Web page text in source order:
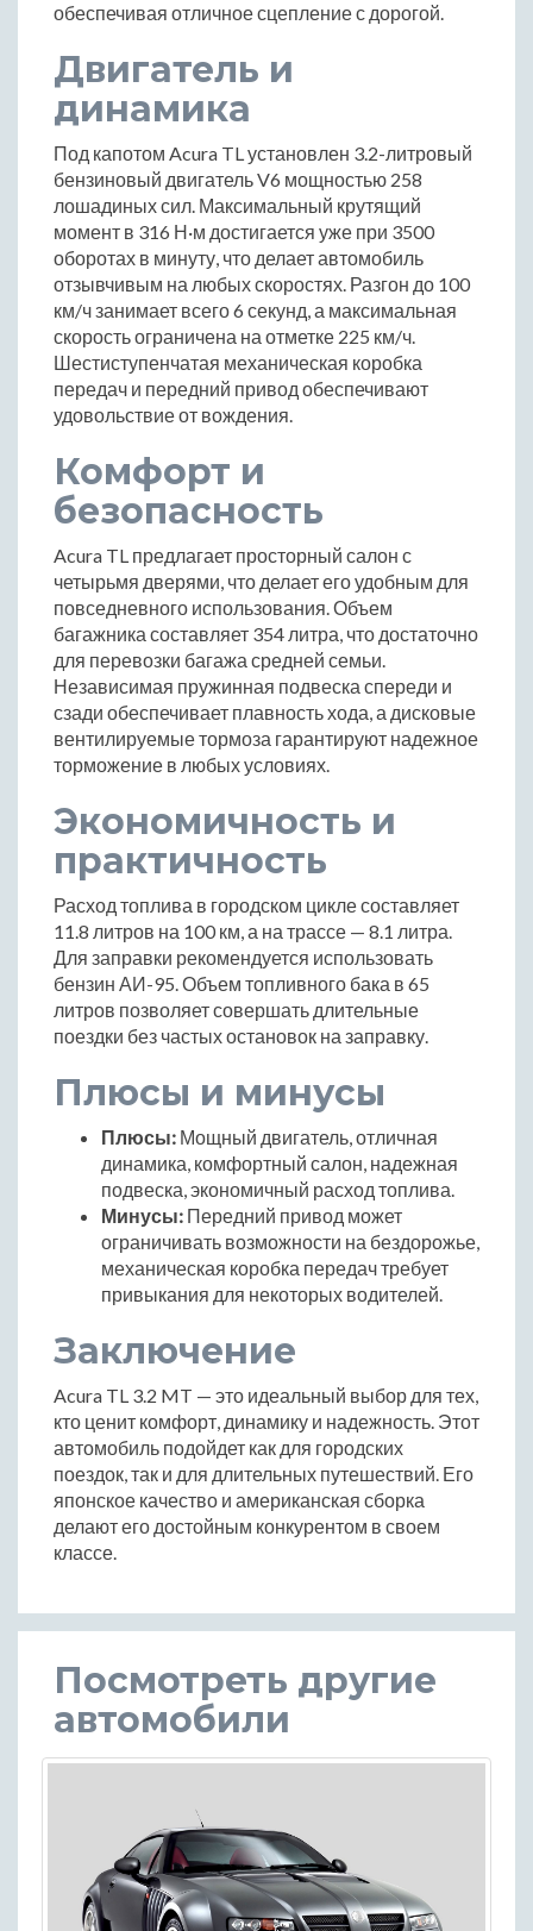
обеспечивая отличное сцепление с дорогой.
Двигатель и
динамика
Под капотом Acura TL установлен 3.2-литровый
бензиновый двигатель V6 мощностью 258
лошадиных сил. Максимальный крутящий
момент в 316 Н·м достигается уже при 3500
оборотах в минуту, что делает автомобиль
отзывчивым на любых скоростях. Разгон до 100
км/ч занимает всего 6 секунд, а максимальная
скорость ограничена на отметке 225 км/ч.
Шестиступенчатая механическая коробка
передач и передний привод обеспечивают
удовольствие от вождения.
Комфорт и
безопасность
Acura TL предлагает просторный салон с
четырьмя дверями, что делает его удобным для
повседневного использования. Объем
багажника составляет 354 литра, что достаточно
для перевозки багажа средней семьи.
Независимая пружинная подвеска спереди и
сзади обеспечивает плавность хода, а дисковые
вентилируемые тормоза гарантируют надежное
торможение в любых условиях.
Экономичность и
практичность
Расход топлива в городском цикле составляет
11.8 литров на 100 км, а на трассе — 8.1 литра.
Для заправки рекомендуется использовать
бензин АИ-95. Объем топливного бака в 65
литров позволяет совершать длительные
поездки без частых остановок на заправку.
Плюсы и минусы
Плюсы: Мощный двигатель, отличная
динамика, комфортный салон, надежная
подвеска, экономичный расход топлива.
Минусы: Передний привод может
ограничивать возможности на бездорожье,
механическая коробка передач требует
привыкания для некоторых водителей.
Заключение
Acura TL 3.2 MT — это идеальный выбор для тех,
кто ценит комфорт, динамику и надежность. Этот
автомобиль подойдет как для городских
поездок, так и для длительных путешествий. Его
японское качество и американская сборка
делают его достойным конкурентом в своем
классе.
Посмотреть другие
автомобили